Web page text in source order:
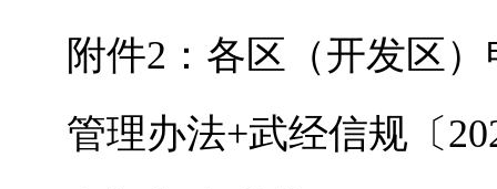
附件2：各区（开发区
管理办法+武经信规〔